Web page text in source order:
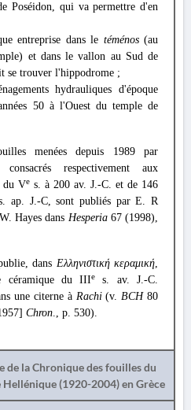
Poséidon, qui va permettre d'en
entreprise dans le téménos (au
et dans le vallon au Sud de
se trouver l'hippodrome ;
hydrauliques d'époque
50 à l'Ouest du temple de
menées depuis 1989 par
respectivement aux
du Ve s. à 200 av. J.-C. et de 146
ap. J.-C, sont publiés par E. R
Hayes dans Hesperia 67 (1998),
dans Ελληνιστική κεραμική,
céramique du IIIe
s. av. J.-C.
une citerne à Rachi(v.BCH80
Chron., p. 530).
de la Chronique des fouilles du
(1920-2004) en Grèce